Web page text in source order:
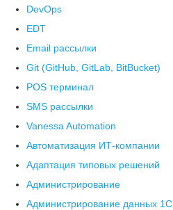
DevOps
EDT
Email рассылки
Git (GitHub, GitLab, BitBucket)
POS терминал
SMS рассылки
Vanessa Automation
Автоматизация ИТ-компании
Адаптация типовых решений
Администрирование
Администрирование данных 1С